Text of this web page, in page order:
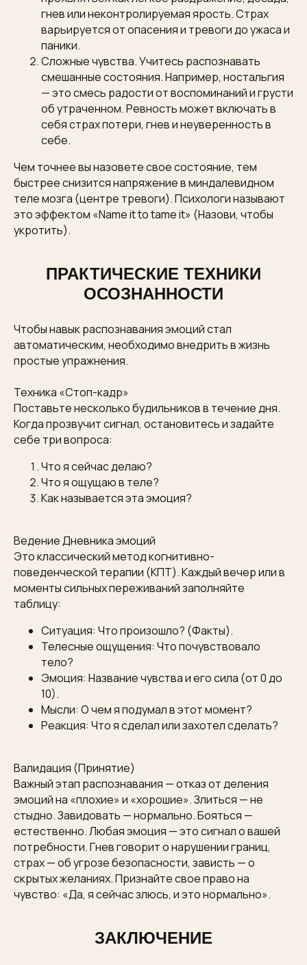
гнев или неконтролируемая ярость. Страх
варьируется от опасения и тревоги до ужаса и
паники.
Сложные чувства. Учитесь распознавать
смешанные состояния. Например, ностальгия
— это смесь радости от воспоминаний и грусти
об утраченном. Ревность может включать в
себя страх потери, гнев и неуверенность в
себе.
Чем точнее вы назовете свое состояние, тем
быстрее снизится напряжение в миндалевидном
теле мозга (центре тревоги). Психологи называют
это эффектом «Name it to tame it» (Назови, чтобы
укротить).
ПРАКТИЧЕСКИЕ ТЕХНИКИ
ОСОЗНАННОСТИ
Чтобы навык распознавания эмоций стал
автоматическим, необходимо внедрить в жизнь
простые упражнения.
Техника «Стоп-кадр»
Поставьте несколько будильников в течение дня.
Когда прозвучит сигнал, остановитесь и задайте
себе три вопроса:
Что я сейчас делаю?
Что я ощущаю в теле?
Как называется эта эмоция?
Ведение Дневника эмоций
Это классический метод когнитивно-
поведенческой терапии (КПТ). Каждый вечер или в
моменты сильных переживаний заполняйте
таблицу:
Ситуация: Что произошло? (Факты).
Телесные ощущения: Что почувствовало
тело?
Эмоция: Название чувства и его сила (от 0 до
10).
Мысли: О чем я подумал в этот момент?
Реакция: Что я сделал или захотел сделать?
Валидация (Принятие)
Важный этап распознавания — отказ от деления
эмоций на «плохие» и «хорошие». Злиться — не
стыдно. Завидовать — нормально. Бояться —
естественно. Любая эмоция — это сигнал о вашей
потребности. Гнев говорит о нарушении границ,
страх — об угрозе безопасности, зависть — о
скрытых желаниях. Признайте свое право на
чувство: «Да, я сейчас злюсь, и это нормально».
ЗАКЛЮЧЕНИЕ